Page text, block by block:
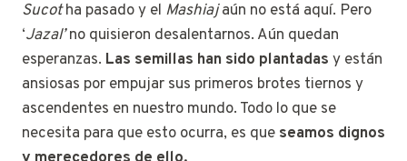
Sucotha pasado y el Mashiajaún no está aquí. Pero
‘Jazal’no quisieron desalentarnos. Aún quedan
esperanzas. Las semillas han sido plantadas y están
ansiosas por empujar sus primeros brotes tiernos y
ascendentes en nuestro mundo. Todo lo que se
necesita para que esto ocurra, es que seamos dignos